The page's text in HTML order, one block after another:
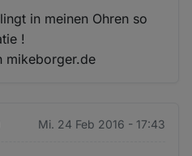
in meinen Ohren so
!
mikeborger.de
Mi. 24 Feb 2016 - 17:43